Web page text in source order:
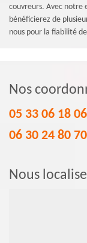
couvreurs. Avec notre
bénéficierez de
nous pour la fiabilité
Nos
05 33 06 18 06
06 30 24 80 70
Nous